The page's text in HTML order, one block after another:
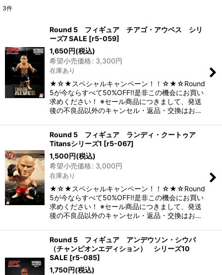
3件
Round 5 フィギュア チアゴ・アウベス シリ
ーズ7 SALE [r5-059]
1,650円(税込)
希望小売価格: 3,300円
在庫あり
★☆★スペシャルキャンペーン！！☆★☆Round
5が今ならすべて50%OFF!!是非この機会にお買い
求めください！ ※セール商品につきまして、発送
後の不良品以外のキャンセル・返品・交換はお…
Round 5 フィギュア ランディ・クートゥア
Titansシリーズ1 [r5-067]
1,500円(税込)
希望小売価格: 3,000円
在庫あり
★☆★スペシャルキャンペーン！！☆★☆Round
5が今ならすべて50%OFF!!是非この機会にお買い
求めください！ ※セール商品につきまして、発送
後の不良品以外のキャンセル・返品・交換はお…
Round 5 フィギュア アンデウソン・シウバ
（チャンピオンエディション） シリーズ10
SALE [r5-085]
1,750円(税込)